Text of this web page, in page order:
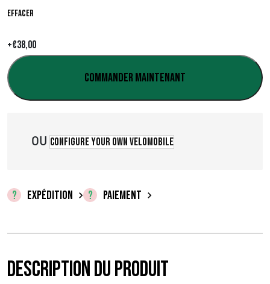
:
0
,
0
à
3
0
Effacer
+€38,00
Commander maintenant
OU Configure your own velomobile
EXPÉDITION PAIEMENT
Description du produit